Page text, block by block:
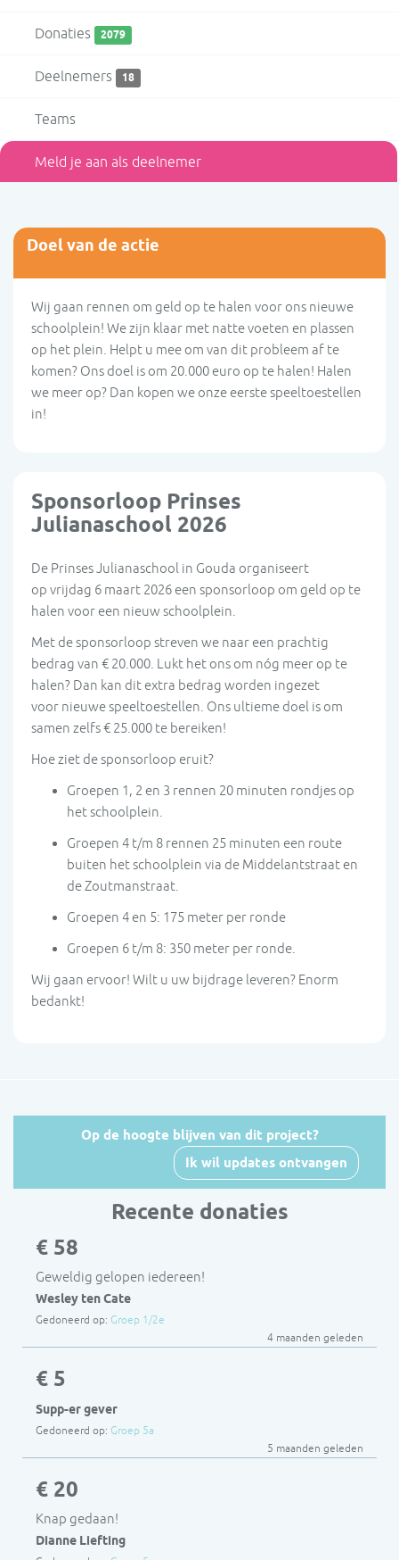
Donaties 2079
Deelnemers 18
Teams
Meld je aan als deelnemer
Doel van de actie
Wij gaan rennen om geld op te halen voor ons nieuwe
schoolplein! We zijn klaar met natte voeten en plassen
op het plein. Helpt u mee om van dit probleem af te
komen? Ons doel is om 20.000 euro op te halen! Halen
we meer op? Dan kopen we onze eerste speeltoestellen
in!
Sponsorloop Prinses
Julianaschool 2026
De Prinses Julianaschool in Gouda organiseert
op vrijdag 6 maart 2026 een sponsorloop om geld op te
halen voor een nieuw schoolplein.
Met de sponsorloop streven we naar een prachtig
bedrag van € 20.000. Lukt het ons om nóg meer op te
halen? Dan kan dit extra bedrag worden ingezet
voor nieuwe speeltoestellen. Ons ultieme doel is om
samen zelfs € 25.000 te bereiken!
Hoe ziet de sponsorloop eruit?
Groepen 1, 2 en 3 rennen 20 minuten rondjes op
het schoolplein.
Groepen 4 t/m 8 rennen 25 minuten een route
buiten het schoolplein via de Middelantstraat en
de Zoutmanstraat.
Groepen 4 en 5: 175 meter per ronde
Groepen 6 t/m 8: 350 meter per ronde.
Wij gaan ervoor! Wilt u uw bijdrage leveren? Enorm
bedankt!
Op de hoogte blijven van dit project?
Ik wil updates ontvangen
Recente donaties
€ 58
Geweldig gelopen iedereen!
Wesley ten Cate
Gedoneerd op: Groep 1/2e
4 maanden geleden
€ 5
Supp-er gever
Gedoneerd op: Groep 5a
5 maanden geleden
€ 20
Knap gedaan!
Dianne Liefting